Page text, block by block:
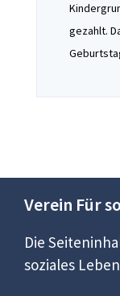
gezahlt.
Verein Für
Die
soziales